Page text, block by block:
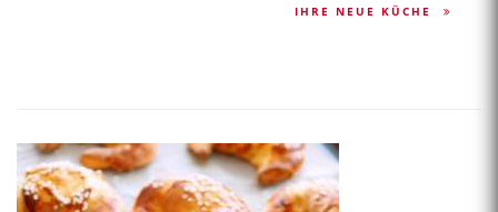
IHRE NEUE KÜCHE